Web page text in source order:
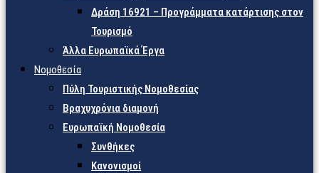
Δράση 16921 – Προγράμματα κατάρτισης στον
Τουρισμό
Άλλα Ευρωπαϊκά Έργα
Νομοθεσία
Πύλη Τουριστικής Νομοθεσίας
Βραχυχρόνια διαμονή
Ευρωπαϊκή Νομοθεσία
Συνθήκες
Κανονισμοί